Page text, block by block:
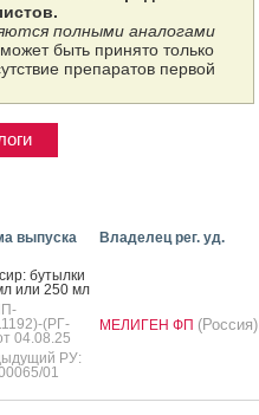
полными аналогами
быть принято только
препаратов первой
выпуска Владелец рег. уд.
бу­тыл­ки
или 250 мл
(РГ-
04.08.25
РУ:
01
МЕЛИГЕН ФП (Россия)